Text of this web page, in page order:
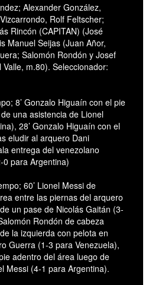
Alexander González,
Rolf Feltscher;
Rincón (CAPITAN) (José
Manuel Seijas (Juan Añor,
Salomón Rondón y Josef
m.80). Seleccionador:
8’ Gonzalo Higuaín con el pie
una asistencia de Lionel
28’ Gonzalo Higuaín con el
eludir al arquero Dani
entrega del venezolano
para Argentina)
60’ Lionel Messi de
entre las piernas del arquero
un pase de Nicolás Gaitán (3-
Rondón de cabeza
la izquierda con pelota en
Guerra (1-3 para Venezuela),
adentro del área luego de
Messi (4-1 para Argentina).